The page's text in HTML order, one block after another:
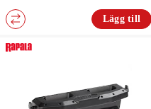
Lägg till